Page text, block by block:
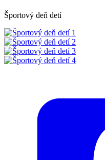
Športový deň detí